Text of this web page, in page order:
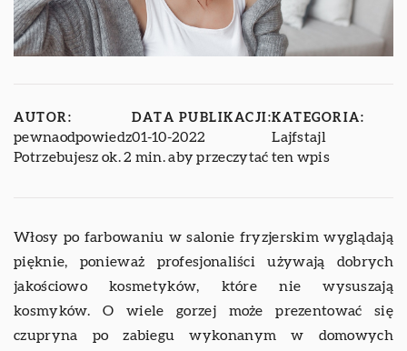
AUTOR:
pewnaodpowiedz
DATA PUBLIKACJI:
01-10-2022
KATEGORIA:
Lajfstajl
Potrzebujesz ok. 2 min. aby przeczytać ten wpis
Włosy po farbowaniu w salonie fryzjerskim wyglądają
pięknie, ponieważ profesjonaliści używają dobrych
jakościowo kosmetyków, które nie wysuszają
kosmyków. O wiele gorzej może prezentować się
czupryna po zabiegu wykonanym w domowych